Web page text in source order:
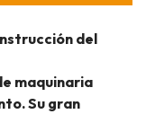
del
maquinaria
Su gran